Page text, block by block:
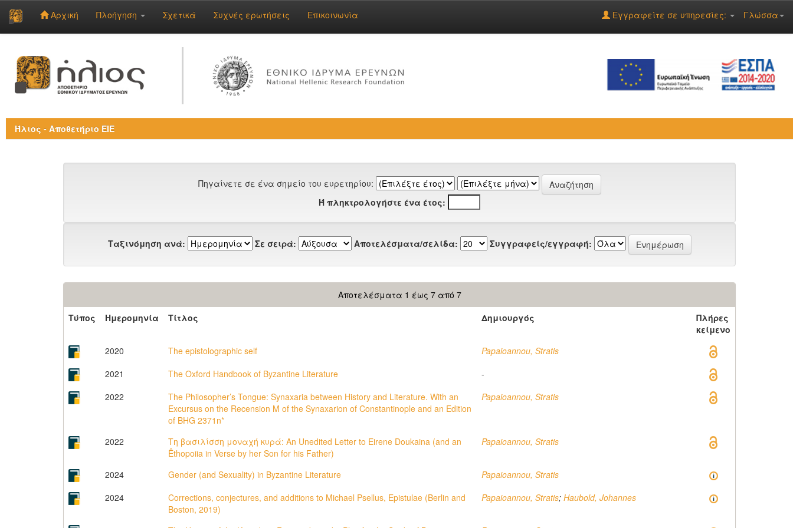
navigation
Αρχική Πλοήγηση Σχετικά Συχνές ερωτήσεις Επικοινωνία Γλώσσα
Εγγραφείτε σε υπηρεσίες:
Ήλιος - Αποθετήριο ΕΙΕ
Πηγαίνετε σε ένα σημείο του ευρετηρίου:
Ή πληκτρολογήστε ένα έτος:
Ταξινόμηση ανά: Σε σειρά: Αποτελέσματα/σελίδα: Συγγραφείς/εγγραφή:
Αποτελέσματα 1 έως 7 από 7
Τύπος
Ημερομηνία Τίτλος Δημιουργός
Πλήρες
κείμενο
2020
The epistolographic self
Papaioannou, Stratis
2021
The Oxford Handbook of Byzantine Literature
-
2022
The Philosopher’s Tongue: Synaxaria between History and Literature. With an
Excursus on the Recension M of the Synaxarion of Constantinople and an Edition
of BHG 2371n*
Papaioannou, Stratis
2022
Τη βασιλίσση μοναχή κυρά: An Unedited Letter to Eirene Doukaina (and an
Êthopoiia in Verse by her Son for his Father)
Papaioannou, Stratis
2024 Gender (and Sexuality) in Byzantine Literature
Papaioannou, Stratis
2024
Corrections, conjectures, and additions to Michael Psellus, Epistulae (Berlin and
Boston, 2019)
Papaioannou, Stratis; Haubold, Johannes